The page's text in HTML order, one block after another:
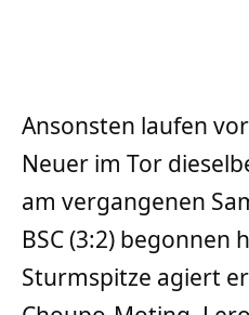
Ansonsten laufen
Neuer im Tor
am vergangenen
BSC (3:2) begonnen
Sturmspitze agiert